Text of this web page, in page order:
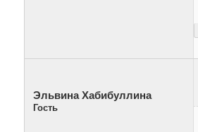
Эльвина Хабибуллина
Гость